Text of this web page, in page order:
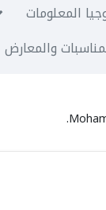
المعلومات
والمعارض